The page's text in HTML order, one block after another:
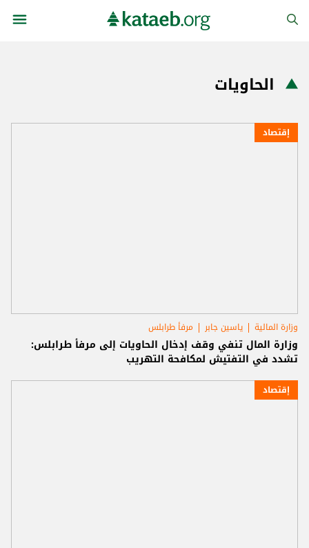
الحاويات
إقتصاد
وزارة المالية ياسين جابر مرفأ طرابلس
وزارة المال تنفي وقف إدخال الحاويات إلى مرفأ طرابلس:
تشدد في التفتيش لمكافحة التهريب
إقتصاد